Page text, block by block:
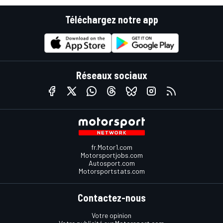
Téléchargez notre app
Réseaux sociaux
fr.Motor1.com
Motorsportjobs.com
Autosport.com
Motorsportstats.com
Contactez-nous
Votre opinion